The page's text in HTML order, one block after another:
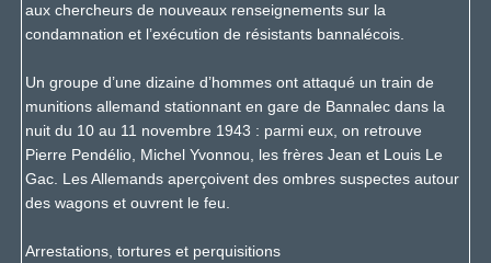
aux chercheurs de nouveaux renseignements sur la
condamnation et l’exécution de résistants bannalécois.
Un groupe d’une dizaine d’hommes ont attaqué un train de
munitions allemand stationnant en gare de Bannalec dans la
nuit du 10 au 11 novembre 1943 : parmi eux, on retrouve
Pierre Pendélio, Michel Yvonnou, les frères Jean et Louis Le
Gac. Les Allemands aperçoivent des ombres suspectes autour
des wagons et ouvrent le feu.
Arrestations, tortures et perquisitions